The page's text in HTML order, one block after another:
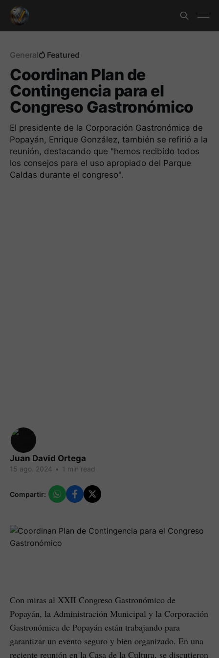
General Featured
Coordinan Plan de
Contingencia para el
Congreso Gastronómico
El presidente de la Corporación Gastronómica de
Popayán, Enrique González, también se refirió a la
reunión, destacando que "hemos recibido todos
los consejos para el uso apropiado del Parque
Caldas durante el congreso".
Juan David Ortega
15 ago. 2024 • 1 min read
Compartir:
Con miras al XXII Congreso Gastronómico de
Popayán, la Administración Municipal y la Corporación
Gastronómica de Popayán están trabajando para
garantizar un evento seguro y bien organizado. En una
reciente reunión en la Casa de la Cultura, se discutieron